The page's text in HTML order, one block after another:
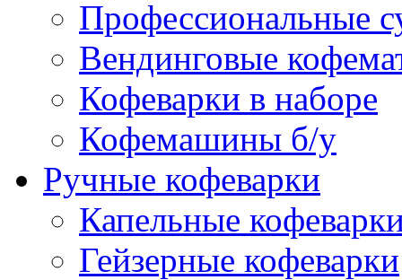
Профессиональные
Вендинговые
Кофеварки в наборе
Кофемашины б/у
Ручные кофеварки
Капельные
Гейзерные кофеварки